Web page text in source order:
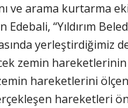
ve arama kurtarma
“Yıldırım
yerleştirdiğimiz
zemin
hareketlerini
hareketleri